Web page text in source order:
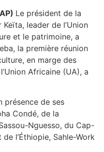
Le président de la
leader de l’Union
et le patrimoine, a
la première réunion
en marge des
Africaine (UA), a
présence de ses
Condé, de la
Nguesso, du Cap-
l’Éthiopie, Sahle-Work